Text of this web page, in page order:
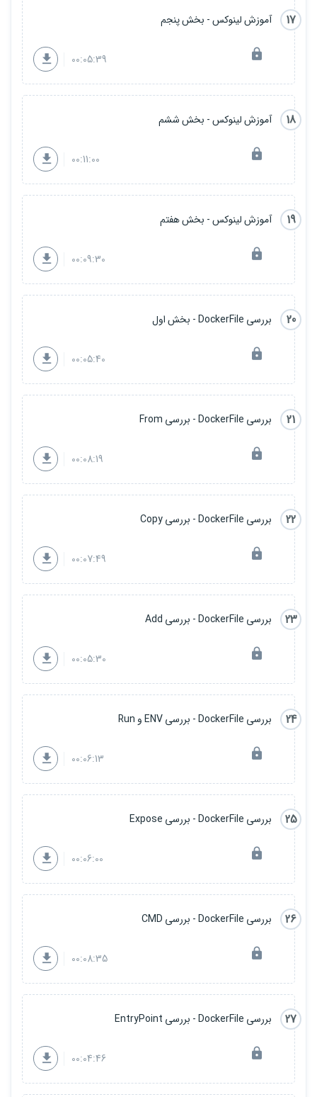
17 آموزش لینوکس - بخش پنجم
00:05:39
18 آموزش لینوکس - بخش ششم
00:11:00
19 آموزش لینوکس - بخش هفتم
00:09:30
20 بررسی DockerFile - بخش اول
00:05:40
21 بررسی DockerFile - بررسی From
00:08:19
22 بررسی DockerFile - بررسی Copy
00:07:49
23 بررسی DockerFile - بررسی Add
00:05:30
24 بررسی DockerFile - بررسی ENV و Run
00:06:13
25 بررسی DockerFile - بررسی Expose
00:06:00
26 بررسی DockerFile - بررسی CMD
00:08:35
27 بررسی DockerFile - بررسی EntryPoint
00:04:46